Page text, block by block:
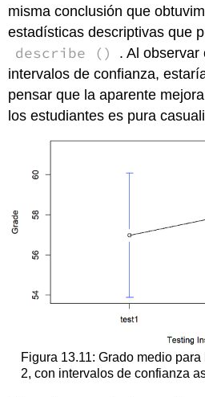
misma conclusión que
estadísticas descriptivas que
describe ()
. Al observar
intervalos de confianza,
pensar que la aparente
los estudiantes es pura
Figura 13.11: Grado medio
2, con intervalos de confianza